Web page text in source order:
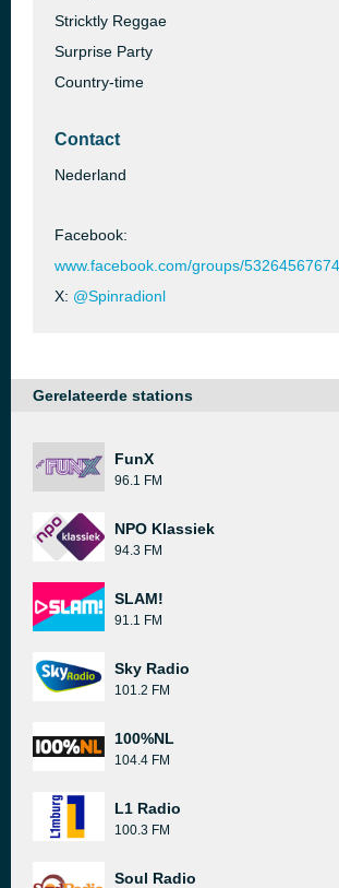
Stricktly Reggae
Surprise Party
Country-time
Contact
Nederland
Facebook:
www.facebook.com/groups/
X: @Spinradionl
Gerelateerde stations
FunX
96.1 FM
NPO Klassiek
94.3 FM
SLAM!
91.1 FM
Sky Radio
101.2 FM
100%NL
104.4 FM
L1 Radio
100.3 FM
Soul Radio